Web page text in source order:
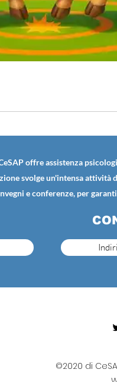
offre assistenza
svolge un'intensa
e conferenze, per
©2020 di